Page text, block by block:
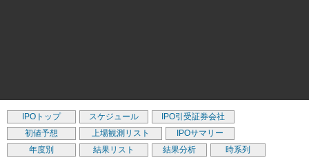
IPOトップ スケジュール
IPO引受証券会社
初値予想
上場観測リスト
IPOサマリー
年度別
結果リスト 結果分析
時系列